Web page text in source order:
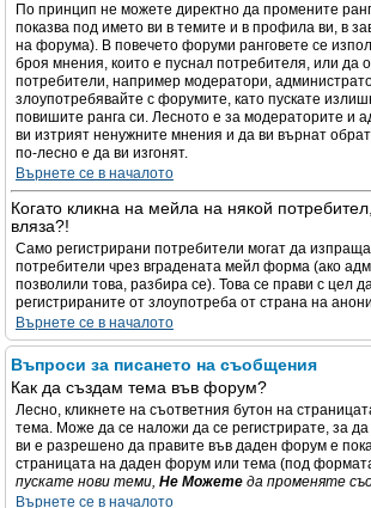
По принцип не можете директно да промените
показва под името ви в темите и в профила ви, в
на форума). В повечето форуми ранговете се
броя мнения, които е пуснал потребителя, или да
потребители, например модератори,
злоупотребявайте с форумите, като пускате
повишите ранга си. Лесното е за модераторите и
ви изтрият ненужните мнения и да ви върнат
по-лесно е да ви изгонят.
Върнете се в началото
Когато кликна на мейла на някой
вляза?!
Само регистрирани потребители могат да
потребители чрез вградената мейл форма (ако
позволили това, разбира се). Това се прави с цел
регистрираните от злоупотреба от страна на
Върнете се в началото
Въпроси за писането на съобщения
Как да създам тема във форум?
Лесно, кликнете на съответния бутон на
тема. Може да се наложи да се регистрирате, за да
ви е разрешено да правите във даден форум е
страницата на даден форум или тема (под
пускате нови теми, Не Можете да променяте
Върнете се в началото